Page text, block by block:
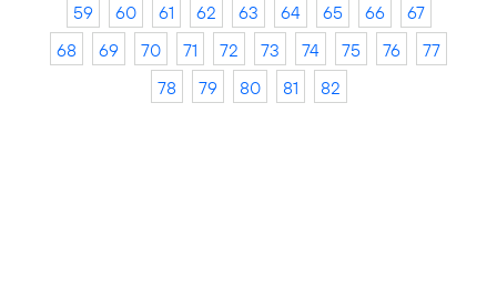
59
60 61 62 63 64 65 66
67
68
69 70 71 72 73 74 75 76
77
78
79 80 81 82